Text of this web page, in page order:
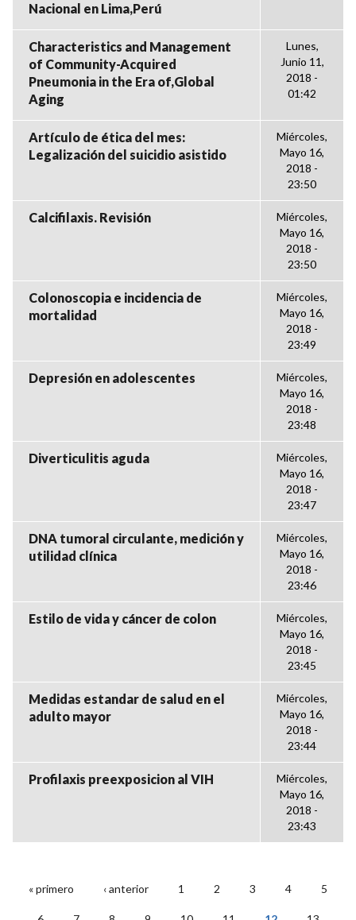
Nacional en Lima,Perú
Characteristics and Management
of Community-Acquired
Pneumonia in the Era of,Global
Aging
Lunes,
Junio 11,
2018 -
01:42
Artículo de ética del mes:
Legalización del suicidio asistido
Miércoles,
Mayo 16,
2018 -
23:50
Calcifilaxis. Revisión
Miércoles,
Mayo 16,
2018 -
23:50
Colonoscopia e incidencia de
mortalidad
Miércoles,
Mayo 16,
2018 -
23:49
Depresión en adolescentes
Miércoles,
Mayo 16,
2018 -
23:48
Diverticulitis aguda
Miércoles,
Mayo 16,
2018 -
23:47
DNA tumoral circulante, medición y
utilidad clínica
Miércoles,
Mayo 16,
2018 -
23:46
Estilo de vida y cáncer de colon
Miércoles,
Mayo 16,
2018 -
23:45
Medidas estandar de salud en el
adulto mayor
Miércoles,
Mayo 16,
2018 -
23:44
Profilaxis preexposicion al VIH
Miércoles,
Mayo 16,
2018 -
23:43
PÁGINAS
« primero ‹ anterior 1 2 3 4 5